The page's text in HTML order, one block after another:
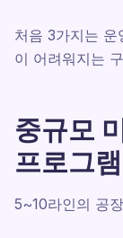
처음 3가지는
이 어려워지는
중규모
프로그램
5~10라인의 공